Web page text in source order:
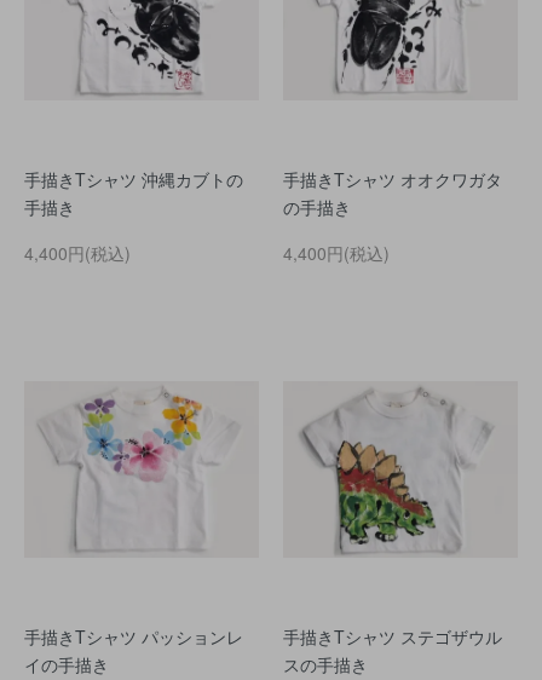
手描きTシャツ 沖縄カブトの
手描き
4,400円(税込)
手描きTシャツ オオクワガタ
の手描き
4,400円(税込)
手描きTシャツ パッションレ
イの手描き
手描きTシャツ ステゴザウル
スの手描き